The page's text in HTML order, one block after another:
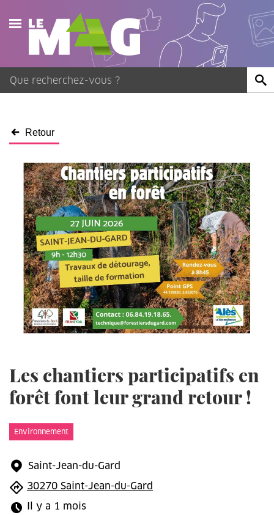
Actualités
Agenda
Contact
Retour
Les chantiers participatifs en
forêt font leur grand retour !
Environnement
Saint-Jean-du-Gard
30270 Saint-Jean-du-Gard
Il y a 1 mois